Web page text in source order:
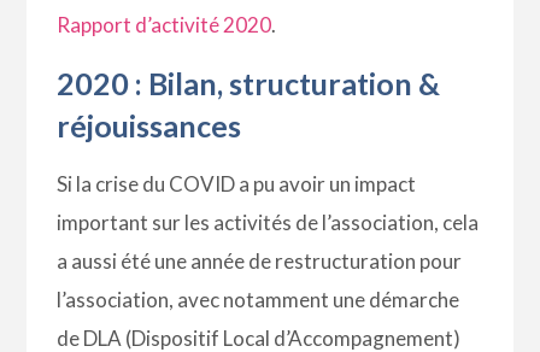
Rapport d’activité 2020.
2020 : Bilan, structuration &
réjouissances
Si la crise du COVID a pu avoir un impact
important sur les activités de l’association, cela
a aussi été une année de restructuration pour
l’association, avec notamment une démarche
de DLA (Dispositif Local d’Accompagnement)